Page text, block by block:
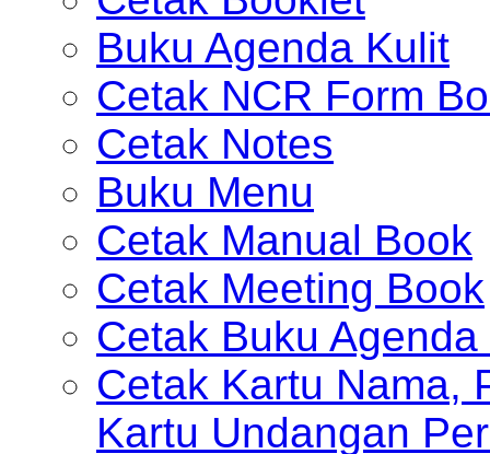
Buku Agenda Kulit
Cetak NCR Form
Cetak Notes
Buku Menu
Cetak Manual Book
Cetak Meeting Book
Cetak Buku Agenda
Cetak Kartu Nama,
Kartu Undangan